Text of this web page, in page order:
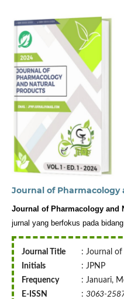
Journal of Pharmacology
Journal of Pharmacology and
jurnal yang berfokus pada
Journal Title
: Journal
Initials
: JPNP
Frequency
: Januari,
E-ISSN
: 3063-